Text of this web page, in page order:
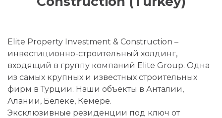
Elite Property Investment & Construction –
инвестиционно-строительный холдинг,
входящий в группу компаний Elite Group. Одна
из самых крупных и известных строительных
фирм в Турции. Наши объекты в Анталии,
Алании, Белеке, Кемере.
Эксклюзивные резиденции под ключ от